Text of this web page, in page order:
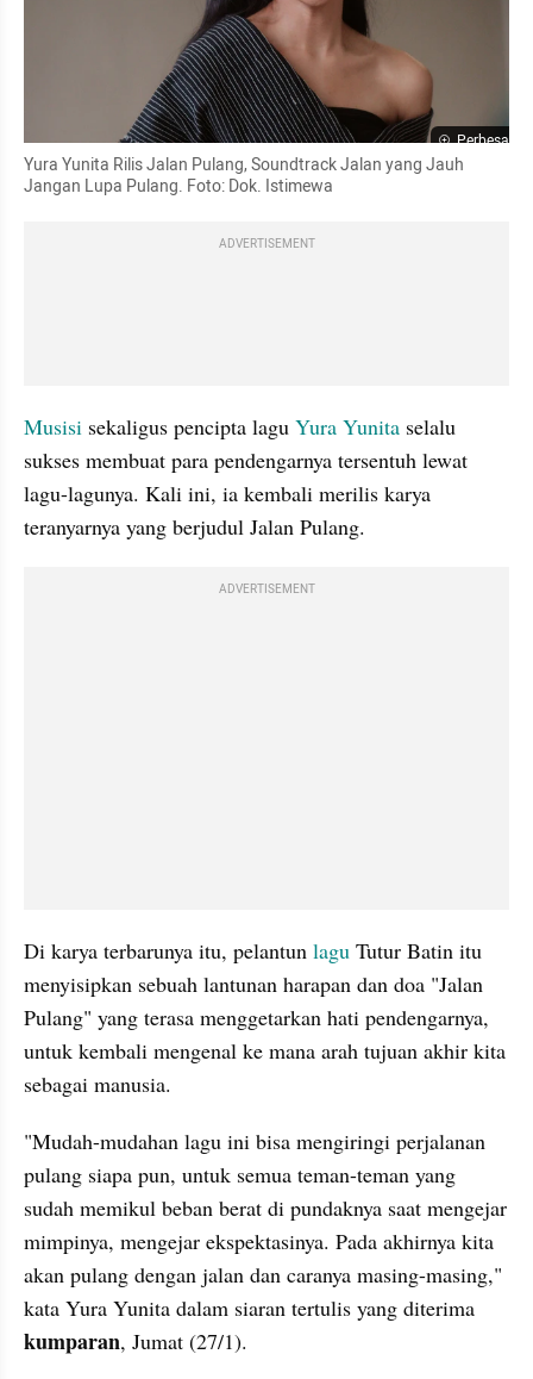
Perbesar
Yura Yunita Rilis Jalan Pulang, Soundtrack Jalan yang Jauh
Jangan Lupa Pulang. Foto: Dok. Istimewa
ADVERTISEMENT
Musisi sekaligus pencipta lagu Yura Yunita selalu
sukses membuat para pendengarnya tersentuh lewat
lagu-lagunya. Kali ini, ia kembali merilis karya
teranyarnya yang berjudul Jalan Pulang.
ADVERTISEMENT
Di karya terbarunya itu, pelantun lagu Tutur Batin itu
menyisipkan sebuah lantunan harapan dan doa "Jalan
Pulang" yang terasa menggetarkan hati pendengarnya,
untuk kembali mengenal ke mana arah tujuan akhir kita
sebagai manusia.
"Mudah-mudahan lagu ini bisa mengiringi perjalanan
pulang siapa pun, untuk semua teman-teman yang
sudah memikul beban berat di pundaknya saat mengejar
mimpinya, mengejar ekspektasinya. Pada akhirnya kita
akan pulang dengan jalan dan caranya masing-masing,"
kumparan, Jumat (27/1).